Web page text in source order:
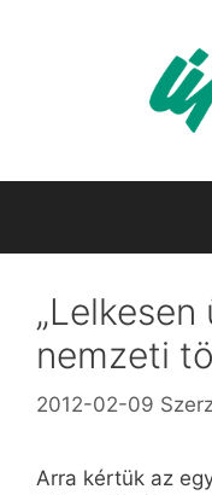
nemzeti
2012-02-09
Arra kértük az